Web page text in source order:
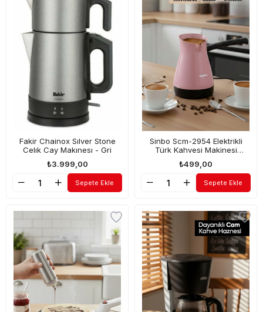
Fakir Chainox Sılver Stone
Celık Cay Makınesı - Gri
₺3.999,00
Sepete Ekle
Sinbo Scm-2954 Elektrikli
Türk Kahvesi Makinesi
₺499,00
Sepete Ekle